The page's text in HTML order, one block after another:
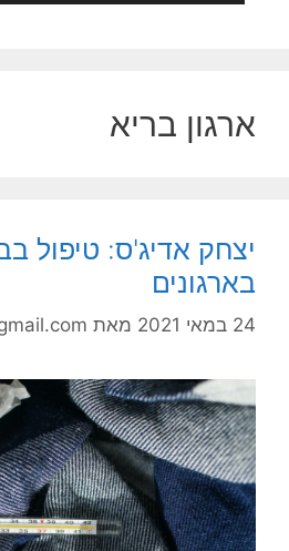
ארגון בריא
יצחק אדיג'ס: טיפול
בארגונים
24 במאי 2021 מאת